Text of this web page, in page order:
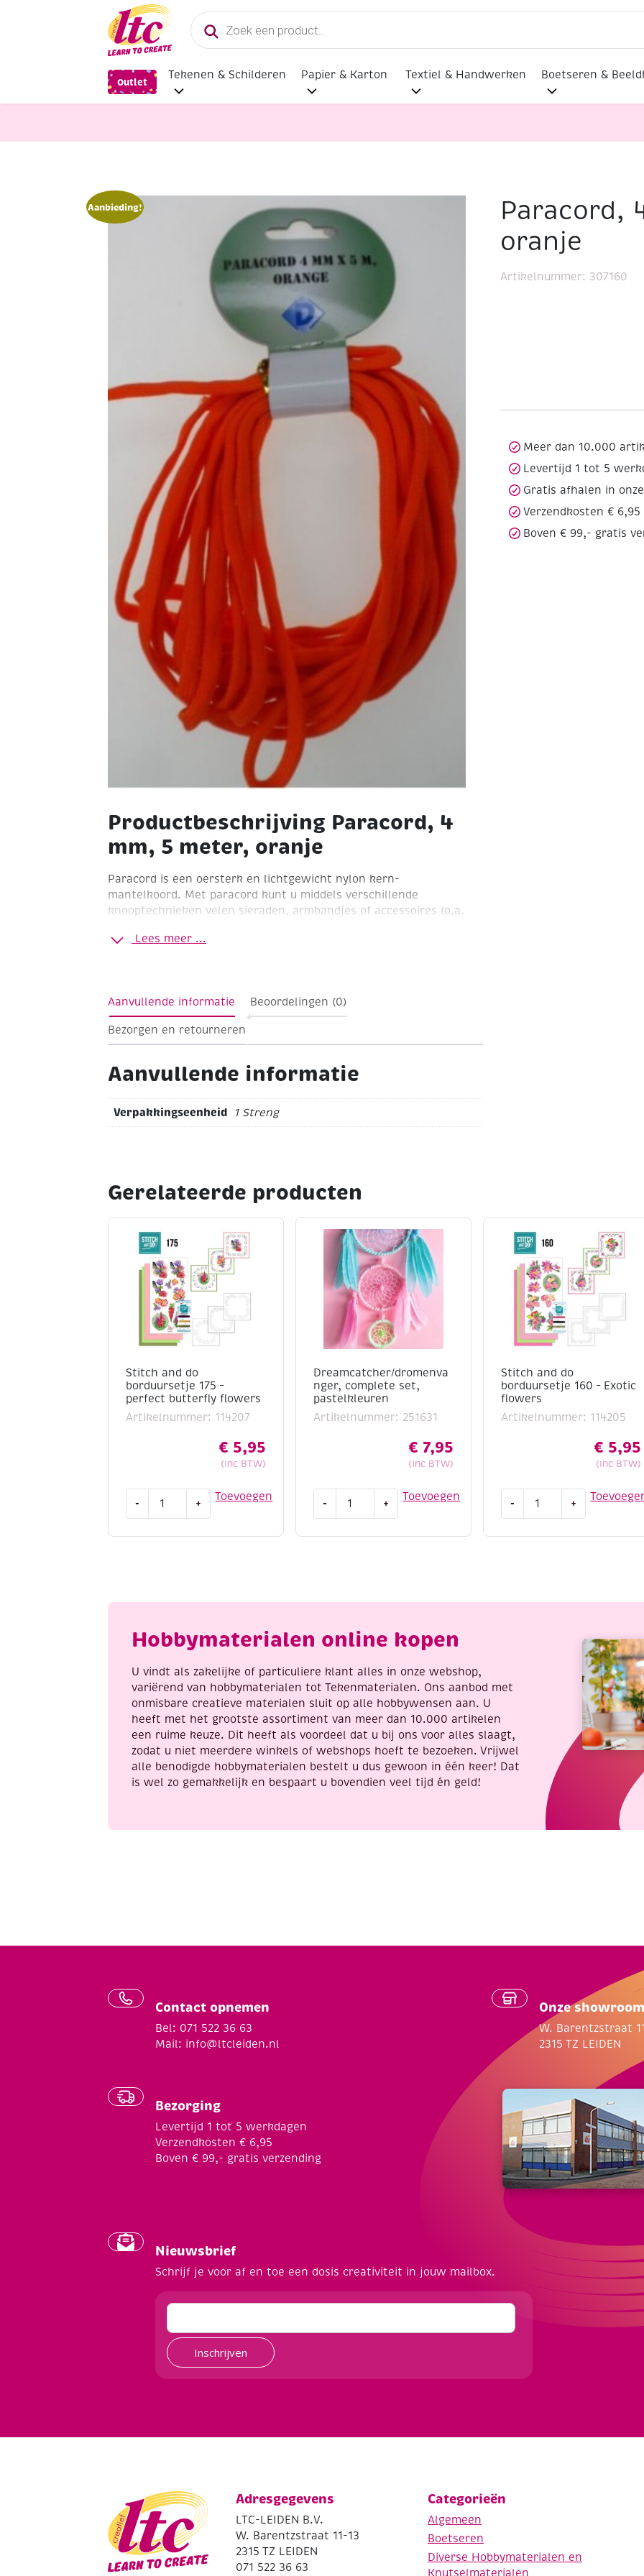
Producten
zoeken
Outlet
Tekenen & Schilderen Papier & Karton Textiel & Handwerken Boetseren &
Sieraden maken Paracord, 4 mm, 5 meter, oranje
Aanbieding!
Productbeschrijving Paracord, 4
mm, 5 meter, oranje
Paracord is een oersterk en lichtgewicht nylon kern-
mantelkoord. Met paracord kunt u middels verschillende
knooptechnieken velen sieraden, armbandjes of accessoires (o.a.
Lees meer ...
Paracord,
oranje
Artikelnummer: 307160
Meer dan 10.000
Levertijd 1 tot 5
Gratis afhalen in
Verzendkosten € 6,95
Boven € 99,- gratis
Aanvullende informatie Beoordelingen (0)
Bezorgen en retourneren
Aanvullende informatie
Verpakkingseenheid 1 Streng
Gerelateerde producten
Stitch and do
borduursetje 175 –
perfect butterfly flowers
Artikelnummer: 114207
€ 5,95
(Inc BTW)
Toevoegen
-
butterfly
aantal
+
Dreamcatcher/dromenva
nger, complete set,
pastelkleuren
Artikelnummer: 251631
€ 7,95
(Inc BTW)
Toevoegen
-
Dreamcatcher/dromenvanger,
complete
+
Stitch and do
borduursetje 160 – Exotic
flowers
Artikelnummer: 114205
€ 5,95
(Inc BTW)
-
flowers
+
Hobbymaterialen online kopen
U vindt als zakelijke of particuliere klant alles in onze webshop,
variërend van hobbymaterialen tot Tekenmaterialen. Ons aanbod met
onmisbare creatieve materialen sluit op alle hobbywensen aan. U
heeft met het grootste assortiment van meer dan 10.000 artikelen
een ruime keuze. Dit heeft als voordeel dat u bij ons voor alles slaagt,
zodat u niet meerdere winkels of webshops hoeft te bezoeken. Vrijwel
alle benodigde hobbymaterialen bestelt u dus gewoon in één keer! Dat
is wel zo gemakkelijk en bespaart u bovendien veel tijd én geld!
Contact opnemen
Bel: 071 522 36 63
Mail: info@ltcleiden.nl
Bezorging
Levertijd 1 tot 5 werkdagen
Verzendkosten € 6,95
Boven € 99,- gratis verzending
Onze showroom
W. Barentzstraat
2315 TZ LEIDEN
Nieuwsbrief
Schrijf je voor af en toe een dosis creativiteit in jouw mailbox.
Inschrijven
Adresgegevens
LTC-LEIDEN B.V.
W. Barentzstraat 11-13
2315 TZ LEIDEN
071 522 36 63
Categorieën
Algemeen
Boetseren
Diverse Hobbymaterialen en
Knutselmaterialen